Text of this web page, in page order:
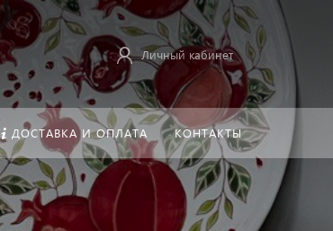
Личный кабинет
ДОСТАВКА И ОПЛАТА КОНТАКТЫ